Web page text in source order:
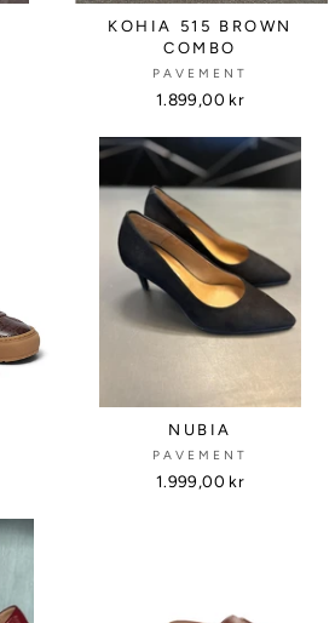
KOHIA 515 BROWN
COMBO
PAVEMENT
1.899,00 kr
NUBIA
PAVEMENT
1.999,00 kr